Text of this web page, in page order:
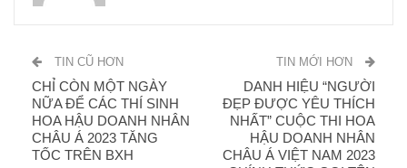
TIN CŨ HƠN
CHỈ CÒN MỘT NGÀY
NỮA ĐỂ CÁC THÍ SINH
HOA HẬU DOANH NHÂN
CHÂU Á 2023 TĂNG
TỐC TRÊN BXH
TIN MỚI HƠN
DANH HIỆU “NGƯỜI
ĐẸP ĐƯỢC YÊU THÍCH
NHẤT” CUỘC THI HOA
HẬU DOANH NHÂN
CHÂU Á VIỆT NAM 2023